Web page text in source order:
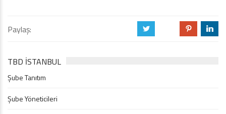
Paylaş: a d j
TBD İSTANBUL
Şube Tanıtım
Şube Yöneticileri